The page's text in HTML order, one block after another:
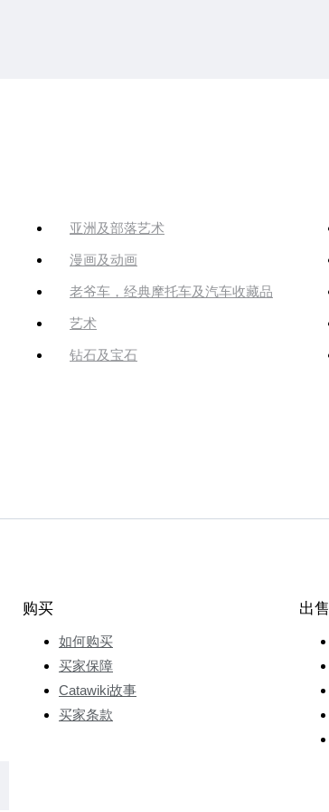
亚洲及部落艺术
漫画及动画
老爷车，经典摩托车及汽车收藏品
艺术
钻石及宝石
购买
如何购买
买家保障
Catawiki故事
买家条款
出售